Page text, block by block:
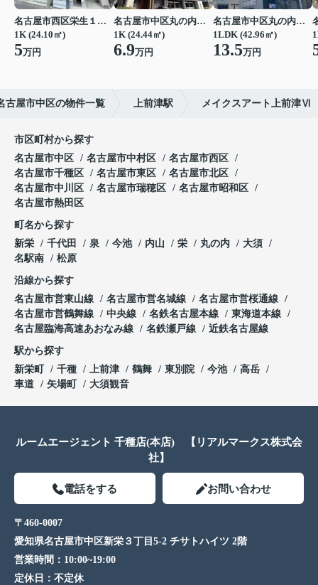
名古屋市西区栄生１丁目
1K (24.10㎡)
5万円
名古屋市中区丸の内２丁目
1K (24.44㎡)
6.9万円
名古屋市中区丸の内２丁目
1LDK (42.96㎡)
13.5万円
古屋市中区の物件一覧 上前津駅 メイクスアート上前津Ⅵ
市区町村から探す
名古屋市中区
名古屋市中村区
名古屋市西区
名古屋市千種区
名古屋市東区
名古屋市北区
名古屋市中川区
名古屋市瑞穂区
名古屋市昭和区
名古屋市熱田区
町名から探す
新栄
千代田 泉 今池 内山 栄 丸の内
大須
名駅南
松原
沿線から探す
名古屋市営東山線
名古屋市営名城線
名古屋市営桜通線
名古屋市営鶴舞線
中央線 名鉄名古屋本線
東海道本線
名古屋臨海高速あおなみ線
名鉄瀬戸線 近鉄名古屋線
駅から探す
新栄町
千種 上前津 鶴舞 東別院 今池
高岳
車道
矢場町 大須観音
ルームエージェント 千種店(本店) 【リアルマークス株式会
社】
電話をする お問い合わせ
〒460-0007
愛知県名古屋市中区新栄３丁目5-2 チサトハイツ 2階
営業時間： 10:00~19:00
定休日： 不定休